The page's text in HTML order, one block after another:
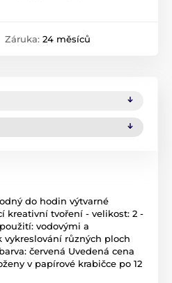
Záruka: 24 měsíců
do hodin výtvarné
kreativní tvoření - velikost: 2 -
vodovými a
různých ploch
červená Uvedená cena
v papírové krabičce po 12